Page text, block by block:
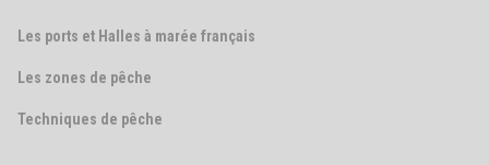
Les ports et Halles à marée français
Les zones de pêche
Techniques de pêche